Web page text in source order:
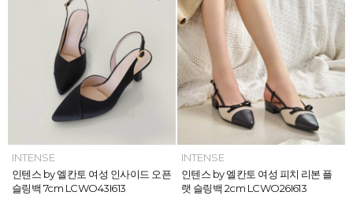
INTENSE
인텐스 by 엘칸토 여성 위빙 스트랩
플랫 샌들 2.5cm LCWW05I626
MAZZ
마쯔 by 엘칸토 여성 와이드 위빙 크
로스 컴포트 뮬 3.5cm LCWW62M6
INTENSE
인텐스 by 엘칸토 여성 인사이드 오픈
슬링백 7cm LCWO43I613
INTENSE
인텐스 by 엘칸토 여성 피치 리본 플
랫 슬링백 2cm LCWO26I613
MAZZ
마쯔 by 엘칸토 여성 미니버클 캐주얼
로퍼 2.5cm LCWC02M613
INTENSE
인텐스 by 엘칸토 여성 피치 리본 더
블 스트랩 메리제인 2cm LCWD97I6
MAZZ
마쯔 by 엘칸토 여성 슈레이스 포인트
고프코어 스니커즈 3cm LCWS03M
MAZZ
마쯔 by 엘칸토 여성 별자수 어글리
스니커즈 3.5cm LCWS04M613
INTENSE
인텐스 by 엘칸토 여성 위빙 스트랩
플랫 샌들 2.5cm LCWW05I626
MAZZ
마쯔 by 엘칸토 여성 와이드 위빙 크
로스 컴포트 뮬 3.5cm LCWW62M6
INTENSE
인텐스 by 엘칸토 여성 인사이드 오픈
슬링백 7cm LCWO43I613
INTENSE
인텐스 by 엘칸토 여성 피치 리본 플
랫 슬링백 2cm LCWO26I613